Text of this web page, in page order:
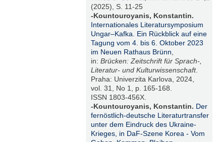
(2025), S. 11-25
-Kountouroyanis, Konstantin.
Internationales Literatursymposium
Ungar–Kafka. Ein Rückblick auf eine
Tagung vom 4. bis 6. Oktober 2023
im Neuen Rathaus Brünn,
in: Brücken: Zeitschrift für Sprach-,
Literatur- und Kulturwissenschaft.
Praha: Univerzita Karlova, 2024,
vol. 31, No 1, p. 165-168.
ISSN 1803-456X.
-Kountouroyanis, Konstantin. Der
fernöstlich-deutsche Literaturtransfer
unter dem Eindruck des Ukraine-
Krieges, in DaF-Szene Korea - Vom